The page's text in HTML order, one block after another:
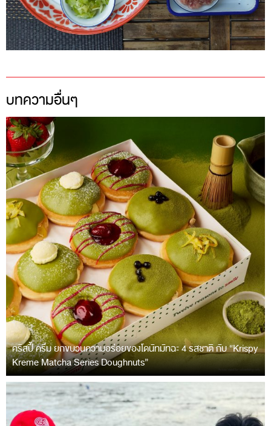
บทความอื่นๆ
คริสปี้ ครีม ยกขบวนความอร่อยของโดนัทมัทฉะ 4 รสชาติ กับ “Krispy
Kreme Matcha Series Doughnuts”